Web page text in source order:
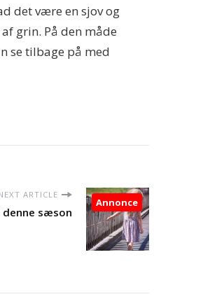
det være en sjov og
grin. På den måde
se tilbage på med
ARTICLE
denne sæson
Annonce